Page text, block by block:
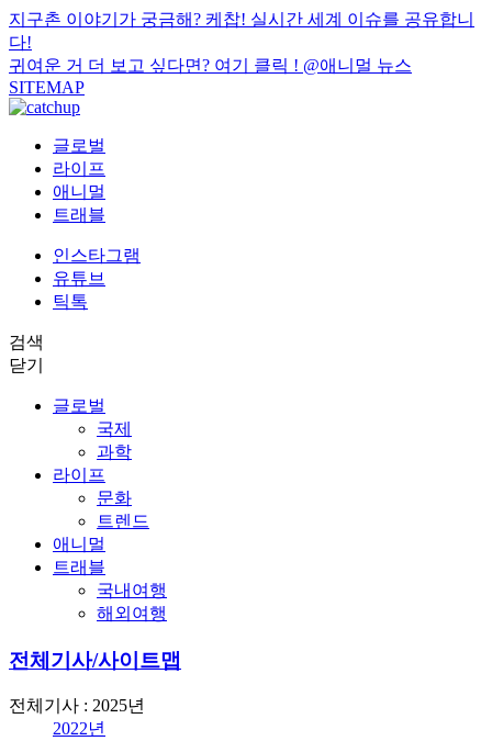
지구촌 이야기가 궁금해? 케찹! 실시간 세계 이슈를 공유합니
다!
귀여운 거 더 보고 싶다면? 여기 클릭 ! @애니멀 뉴스
SITEMAP
글로벌
라이프
애니멀
트래블
인스타그램
유튜브
틱톡
검색
닫기
글로벌
국제
과학
라이프
문화
트렌드
애니멀
트래블
국내여행
해외여행
전체기사/사이트맵
전체기사 : 2025년
2022년